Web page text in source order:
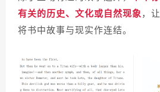
有关的历史、文化或自然现象，
将书中故事与现实作连结。